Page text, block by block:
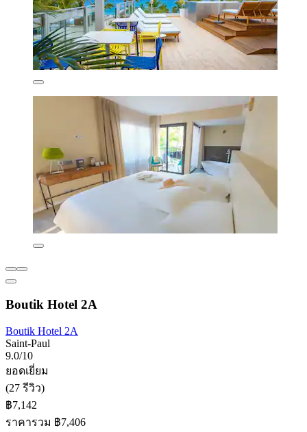
Boutik Hotel 2A
Boutik Hotel 2A
Saint-Paul
9.0/10
ยอดเยี่ยม
(27 รีวิว)
฿7,142
ราคารวม ฿7,406